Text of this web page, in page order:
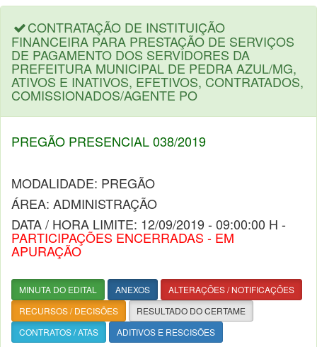
CONTRATAÇÃO DE INSTITUIÇÃO
FINANCEIRA PARA PRESTAÇÃO DE SERVIÇOS
DE PAGAMENTO DOS SERVIDORES DA
PREFEITURA MUNICIPAL DE PEDRA AZUL/MG,
ATIVOS E INATIVOS, EFETIVOS, CONTRATADOS,
COMISSIONADOS/AGENTE PO
PREGÃO PRESENCIAL 038/2019
MODALIDADE: PREGÃO
ÁREA: ADMINISTRAÇÃO
DATA / HORA LIMITE: 12/09/2019 - 09:00:00 H -
PARTICIPAÇÕES ENCERRADAS - EM
APURAÇÃO
MINUTA DO EDITAL ANEXOS
ALTERAÇÕES / NOTIFICAÇÕES
RECURSOS / DECISÕES
RESULTADO DO CERTAME
CONTRATOS / ATAS
ADITIVOS E RESCISÕES